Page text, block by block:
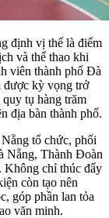
định vị thế là điểm
và thể thao khi
viên thành phố Đà
được kỳ vọng trở
tụ hàng trăm
địa bàn thành phố.
tổ chức, phối
Nẵng, Thành Đoàn
chỉ thúc đẩy
còn tạo nên
góp phần lan tỏa
văn minh.